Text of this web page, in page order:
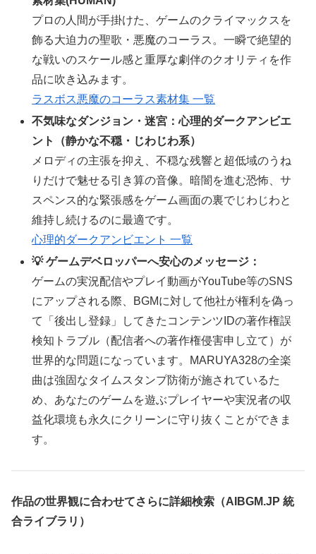
プロの人間が手掛けた、ゲームのクライマックスを
飾る大迫力の聖歌・悪魔のコーラス。一瞬で絶望的
な戦いのスケール感と重厚な劇伴のクオリティを作
品に吹き込みます。
ラスボス悪魔のコーラス素材集 一覧
不気味なダンジョン・迷宮：心理的ダークアンビエ
ント（静かな不穏・じわじわ系）
メロディの主張を抑え、不穏な残響と超低域のうね
りだけで魅せる引き算の音像。暗闇を進む恐怖、サ
スペンス的な緊張感をゲーム画面の裏でじわじわと
維持し続けるのに最適です。
心理的ダークアンビエント 一覧
💡 ゲームデベロッパーへ安心のメッセージ：
ゲームの実況配信やプレイ動画がYouTube等のSNS
にアップされる際、BGMに対して他社が権利を偽っ
て「後出し登録」してきたコンテンツIDの著作権誤
検知トラブル（配信者への著作権侵害申し立て）が
世界的な問題になっています。MARUYA328の全楽
曲は強固なタイムスタンプ防衛が施されているた
め、あなたのゲームを遊ぶプレイヤーや実況者の収
益化環境も永久にクリーンに守り抜くことができま
す。
作品の世界観に合わせてさらに詳細検索（AIBGM.JP 統
合ライブラリ）